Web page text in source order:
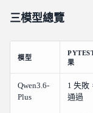
三模型總覽
模型
果
Qwen3.6-
Plus
1 失敗
通過